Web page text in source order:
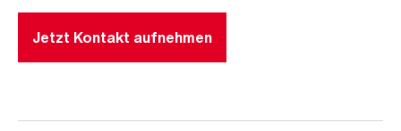
Jetzt Kontakt aufnehmen